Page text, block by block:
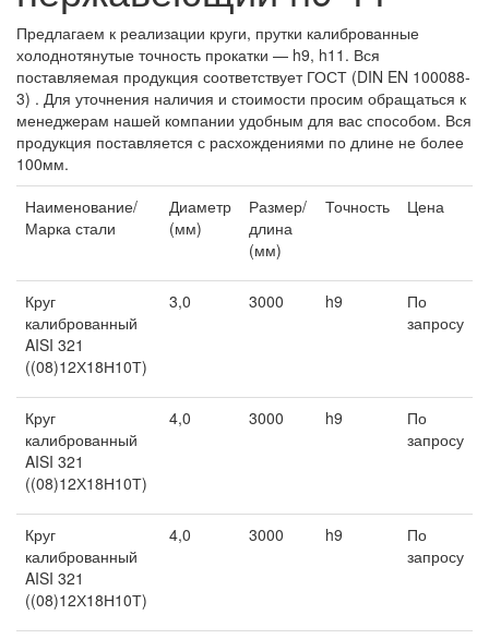
Предлагаем к реализации круги, прутки калиброванные
холоднотянутые точность прокатки — h9, h11. Вся
поставляемая продукция соответствует ГОСТ (DIN EN 100088-
3) . Для уточнения наличия и стоимости просим обращаться к
менеджерам нашей компании удобным для вас способом. Вся
продукция поставляется с расхождениями по длине не более
100мм.
Наименование/
Марка стали
Диаметр
(мм)
Размер/
длина
(мм)
Точность Цена
Круг
калиброванный
AISI 321
((08)12Х18Н10Т)
3,0 3000 h9
По
запросу
Круг
калиброванный
AISI 321
((08)12Х18Н10Т)
4,0 3000 h9
По
запросу
Круг
калиброванный
AISI 321
((08)12Х18Н10Т)
4,0 3000 h9
По
запросу